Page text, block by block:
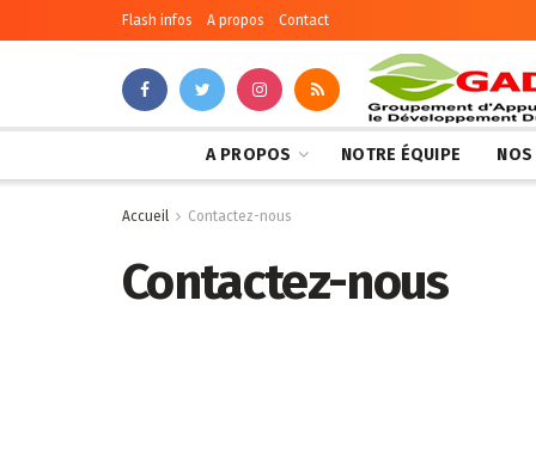
Flash infos A propos Contact
A PROPOS NOTRE ÉQUIPE NOS
Accueil Contactez-nous
Contactez-nous